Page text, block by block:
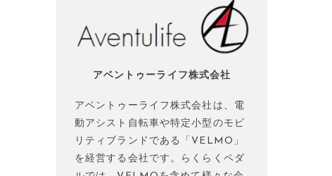
アベントゥーライフ株式会社
アベントゥーライフ株式会社は、電
動アシスト自転車や特定小型のモビ
リティブランドである「VELMO」
を経営する会社です。らくらくペダ